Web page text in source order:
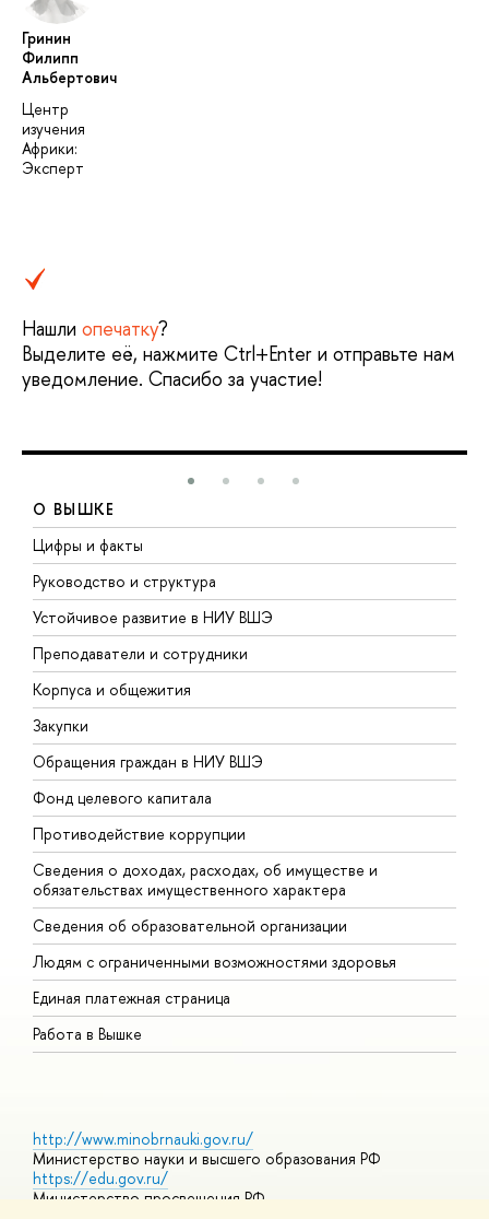
Гринин
Филипп
Альбертович
Центр
изучения
Африки:
Эксперт
Нашли опечатку?
Выделите её, нажмите Ctrl+Enter и отправьте нам
уведомление. Спасибо за участие!
О ВЫШКЕ
Цифры и факты
Руководство и структура
Устойчивое развитие в НИУ ВШЭ
Преподаватели и сотрудники
Корпуса и общежития
Закупки
Обращения граждан в НИУ ВШЭ
Фонд целевого капитала
Противодействие коррупции
Сведения о доходах, расходах, об имуществе и
обязательствах имущественного характера
Сведения об образовательной организации
Людям с ограниченными возможностями здоровья
Единая платежная страница
Работа в Вышке
http://www.minobrnauki.gov.ru/
Министерство науки и высшего образования РФ
https://edu.gov.ru/
Министерство просвещения РФ